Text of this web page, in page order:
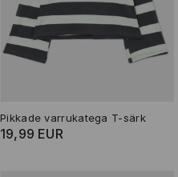
Pikkade varrukatega T-särk
19,99 EUR